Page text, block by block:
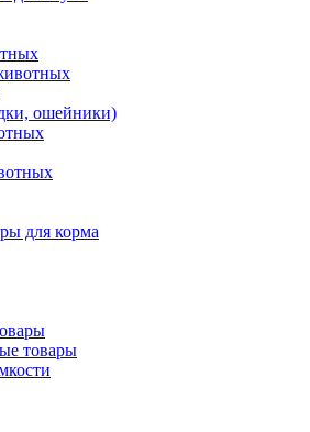
ошейники)
для корма
товары